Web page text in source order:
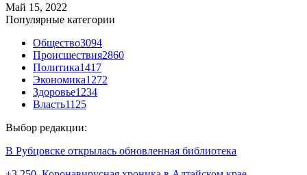
Май 15, 2022
Популярные категории
Общество3094
Происшествия2860
Политика1417
Экономика1272
Здоровье1234
Власть1125
Выбор редакции:
В Рубцовске открылась обновленная библиотека